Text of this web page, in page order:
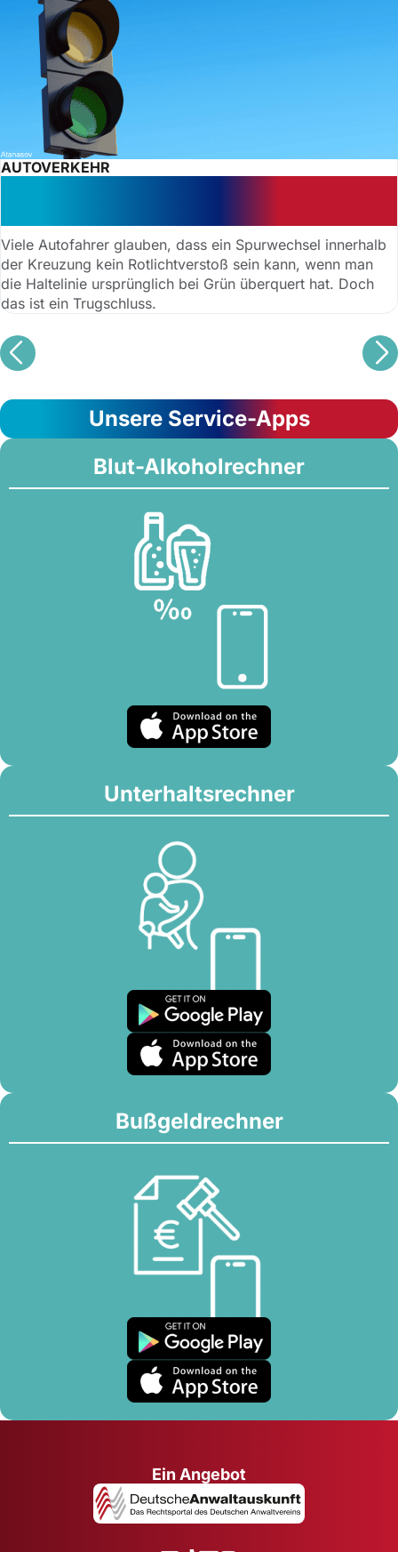
AUTOVERKEHR
Viele Autofahrer glauben, dass ein Spurwechsel innerhalb
der Kreuzung kein Rotlichtverstoß sein kann, wenn man
die Haltelinie ursprünglich bei Grün überquert hat. Doch
das ist ein Trugschluss.
Unsere Service-Apps
Blut-Alkoholrechner
Unterhaltsrechner
Bußgeldrechner
Ein Angebot